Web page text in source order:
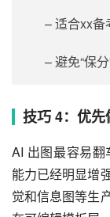
– 适合xx备
– 避免“保
技巧 4：优
AI 出图最容易
能力已经明显增
觉和信息图等生